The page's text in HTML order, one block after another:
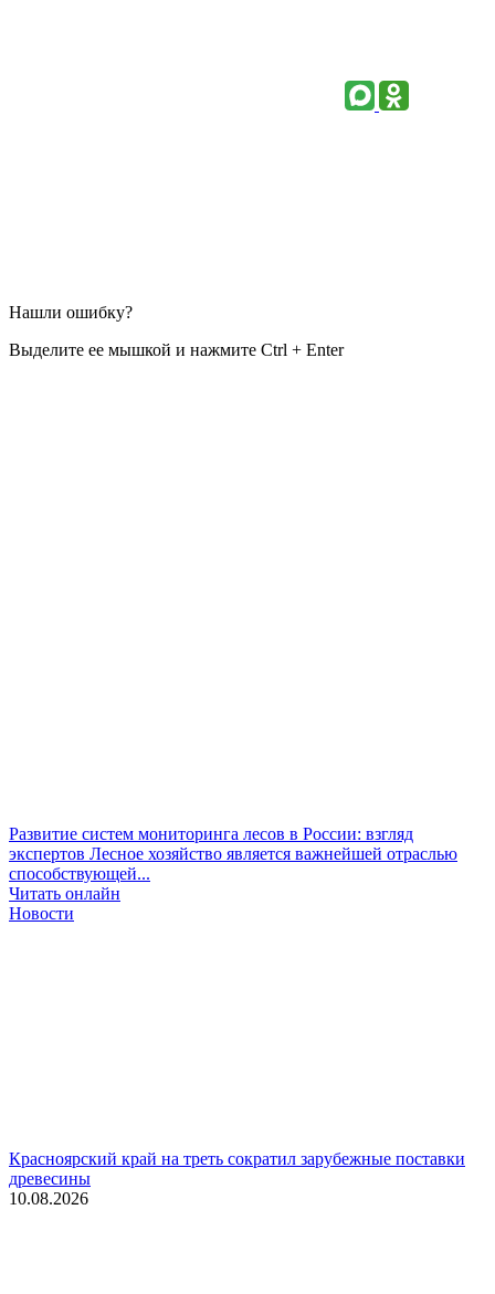
Нашли ошибку?
Выделите ее мышкой и нажмите Ctrl + Enter
Развитие систем мониторинга лесов в России: взгляд
экспертов Лесное хозяйство является важнейшей отраслью
способствующей...
Читать онлайн
Новости
Красноярский край на треть сократил зарубежные поставки
древесины
10.08.2026